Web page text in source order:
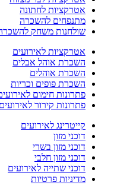
אטרקציות לחתונה
מתנפחים להשכרה
שולחנות משחק להשכרה
אטרקציות לאירועים
השכרת אוהל אבלים
השכרת אוהלים
השכרת פופים וכריות
פתרונות חימום לאירועים
פתרונות קירור לאירועים
קייטרינג לאירועים
דוכני מזון
דוכני מזון בשרי
דוכני מזון חלבי
דוכני שתייה לאירועים
מדיניות פרטיות